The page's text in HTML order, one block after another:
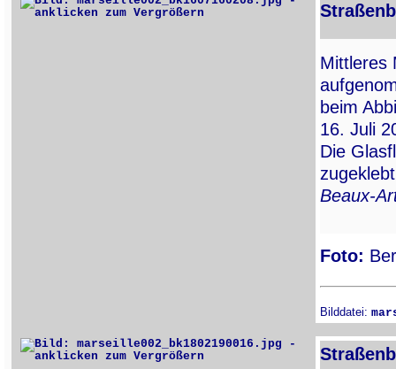
Mittleres
beim
16. Juli
Die
Beaux-
Foto:
Bilddatei: